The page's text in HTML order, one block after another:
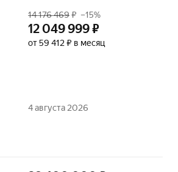
14 176 469₽ –15%
12 049 999₽
от 59 412 ₽ в месяц
4 августа 2026